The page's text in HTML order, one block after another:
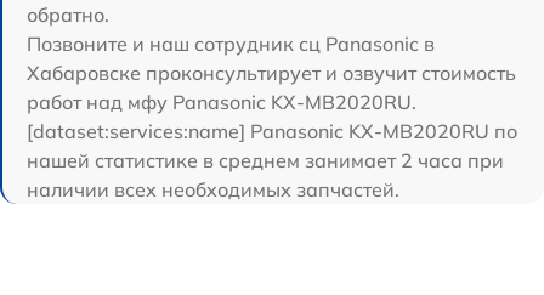
обратно.
Позвоните и наш сотрудник сц Panasonic в
Хабаровске проконсультирует и озвучит стоимость
работ над мфу Panasonic KX-MB2020RU.
[dataset:services:name] Panasonic KX-MB2020RU по
нашей статистике в среднем занимает 2 часа при
наличии всех необходимых запчастей.